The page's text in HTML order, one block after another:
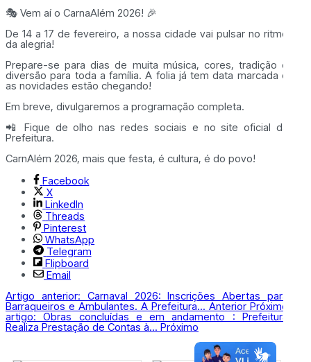
🎭 Vem aí o CarnaAlém 2026! 🎉
De 14 a 17 de fevereiro, a nossa cidade vai pulsar no ritmo
da alegria!
Prepare-se para dias de muita música, cores, tradição e
diversão para toda a família. A folia já tem data marcada e
as novidades estão chegando!
Em breve, divulgaremos a programação completa.
📲 Fique de olho nas redes sociais e no site oficial da
Prefeitura.
CarnAlém 2026, mais que festa, é cultura, é do povo!
Facebook
X
LinkedIn
Threads
Pinterest
WhatsApp
Telegram
Flipboard
Email
Artigo anterior: Carnaval 2026: Inscrições Abertas para
Barraqueiros e Ambulantes. A Prefeitura... Anterior Próximo
artigo: Obras concluídas e em andamento : Prefeitura
Realiza Prestação de Contas à... Próximo